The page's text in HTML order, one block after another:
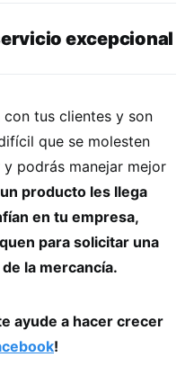
excepcional
con tus clientes y son
que se molesten
podrás manejar mejor
producto les llega
en tu empresa,
para solicitar una
la mercancía.
ayude a hacer crecer
!